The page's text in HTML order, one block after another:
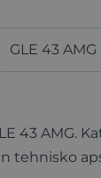
GLE 43 AMG
43 AMG.
tehnisko